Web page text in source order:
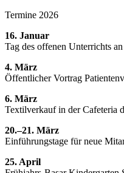
Termine 2026
16. Januar
Tag des offenen Unterrichts
4. März
Öffentlicher Vortrag
6. März
Textilverkauf in der Cafeteria
20.–21. März
Einführungstage für neue
25. April